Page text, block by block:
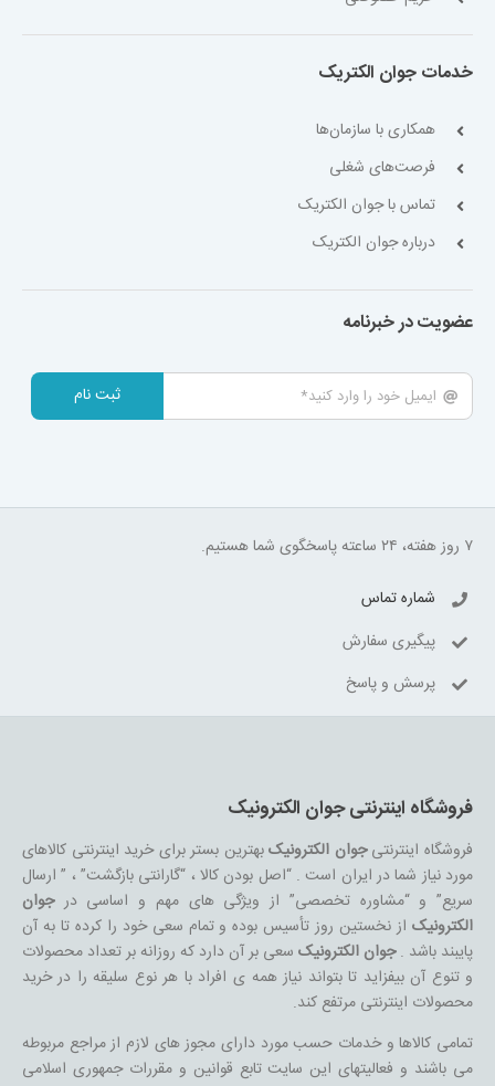
خدمات جوان الکتریک
همکاری با سازمان‌ها
فرصت‌های شغلی
تماس با جوان الکتریک
درباره جوان الکتریک
عضویت در خبرنامه
ثبت نام
۷ روز هفته، ۲۴ ساعته پاسخگوی شما هستیم.
شماره تماس
پیگیری سفارش
پرسش و پاسخ
فروشگاه اینترنتی جوان الکترونیک
فروشگاه اینترنتیجوان الکترونیکبهترین بستر برای خرید اینترنتی کالاهای
مورد نیاز شما در ایران است . “اصل بودن کالا ، “گارانتی بازگشت” ، ” ارسال
سریع” و “مشاوره تخصصی” از ویژگی های مهم و اساسی درجوان
الکترونیکاز نخستین روز تأسیس بوده و تمام سعی خود را کرده تا به آن
پایبند باشد .جوان الکترونیکسعی بر آن دارد که روزانه بر تعداد محصولات
و تنوع آن بیفزاید تا بتواند نیاز همه ی افراد با هر نوع سلیقه را در خرید
محصولات اینترنتی مرتفع کند.
تمامی کالاها و خدمات حسب مورد دارای مجوز های لازم از مراجع مربوطه
می باشند و فعالیتهای این سایت تابع قوانین و مقررات جمهوری اسلامی